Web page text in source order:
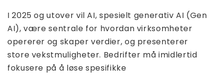
I 2025 og utover vil AI, spesielt generativ AI (Gen
AI), være sentrale for hvordan virksomheter
opererer og skaper verdier, og presenterer
store vekstmuligheter. Bedrifter må imidlertid
fokusere på å løse spesifikke